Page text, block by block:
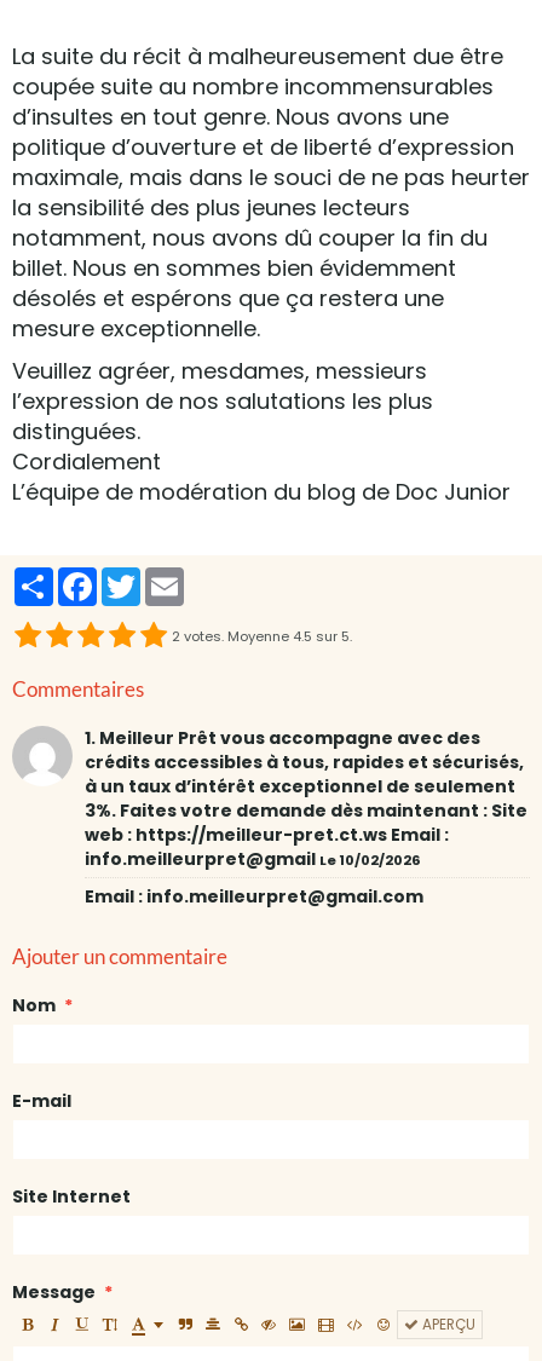
La suite du récit à malheureusement due être
coupée suite au nombre incommensurables
d’insultes en tout genre. Nous avons une
politique d’ouverture et de liberté d’expression
maximale, mais dans le souci de ne pas heurter
la sensibilité des plus jeunes lecteurs
notamment, nous avons dû couper la fin du
billet. Nous en sommes bien évidemment
désolés et espérons que ça restera une
mesure exceptionnelle.
Veuillez agréer, mesdames, messieurs
l’expression de nos salutations les plus
distinguées.
Cordialement
L’équipe de modération du blog de Doc Junior
PartagerFacebook
Twitter
2 votes. Moyenne 4.5 sur 5.
Commentaires
1. Meilleur Prêt vous accompagne avec des
crédits accessibles à tous, rapides et sécurisés,
à un taux d’intérêt exceptionnel de seulement
3%. Faites votre demande dès maintenant : Site
web : https://meilleur-pret.ct.ws Email :
info.meilleurpret@gmail Le 10/02/2026
Email : info.meilleurpret@gmail.com
Ajouter un commentaire
Nom
E-mail
Site Internet
Message
APERÇU